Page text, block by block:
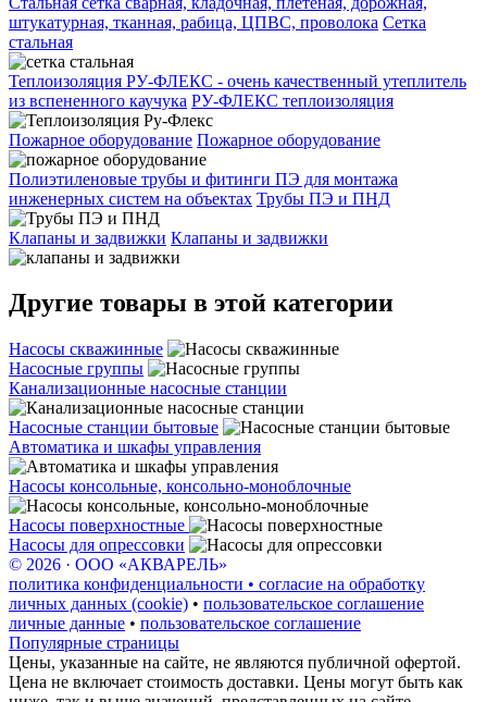
штукатурная, тканная, рабица, ЦПВС, проволока Сетка
стальная
Теплоизоляция РУ-ФЛЕКС - очень качественный утеплитель
из вспененного каучука РУ-ФЛЕКС теплоизоляция
Пожарное оборудование Пожарное оборудование
Полиэтиленовые трубы и фитинги ПЭ для монтажа
инженерных систем на объектах Трубы ПЭ и ПНД
Клапаны и задвижки Клапаны и задвижки
Другие товары в этой категории
Насосы скважинные
Насосные группы
Канализационные насосные станции
Насосные станции бытовые
Автоматика и шкафы управления
Насосы консольные, консольно-моноблочные
Насосы поверхностные
Насосы для опрессовки
© 2026 · ООО «АКВАРЕЛЬ»
политика конфиденциальности • согласие на обработку
личных данных (cookie) • пользовательское соглашение
личные данные • пользовательское соглашение
Популярные страницы
Цены, указанные на сайте, не являются публичной офертой.
Цена не включает стоимость доставки. Цены могут быть как